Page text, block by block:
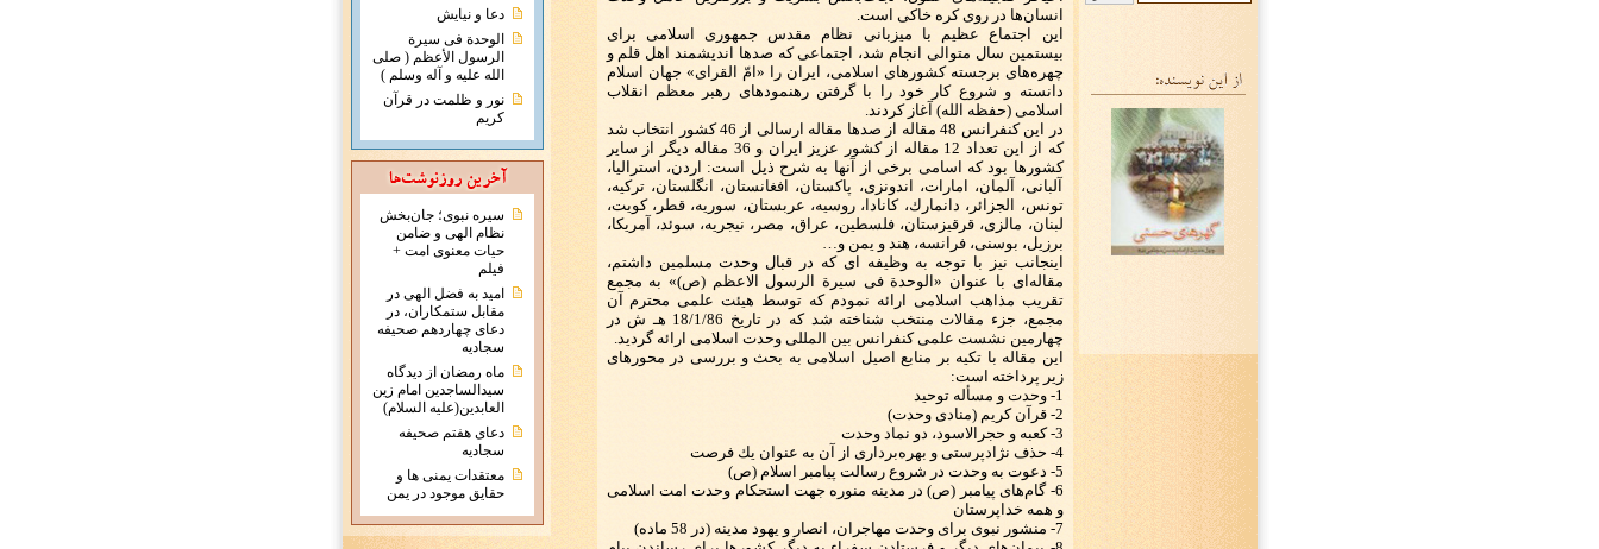
دعا و نیایش
الوحدة فی سیرة
الرسول الأعظم ( صلی
الله علیه و آله وسلم )
نور و ظلمت در قرآن
کریم
سیره نبوی؛ جان‌بخش
نظام الهی و ضامن
حیات معنوی امت +
فیلم
امید به فضل الهی در
مقابل ستمکاران، در
دعای چهاردهم صحیفه
سجادیه
ماه رمضان از دیدگاه
سیدالساجدین امام زین
العابدین(علیه السلام)
دعای هفتم صحیفه
سجادیه
معتقدات يمنی ها و
حقايق موجود در يمن
انسان‌ها در روی كره خاكی است.
این اجتماع عظیم با میزبانی نظام مقدس جمهوری اسلامی برای
بیستمین سال متوالی انجام شد، اجتماعی كه صدها اندیشمند اهل قلم و
چهره‌های برجسته كشورهای اسلامی، ایران را «امّ القرای» جهان اسلام
دانسته و شروع كار خود را با گرفتن رهنمودهای رهبر معظم انقلاب
اسلامی (حفظه الله) آغاز كردند.
در این كنفرانس 48 مقاله از صدها مقاله ارسالی از 46 كشور انتخاب شد
كه از این تعداد 12 مقاله از كشور عزیز ایران و 36 مقاله دیگر از سایر
كشورها بود كه اسامی برخی از آنها به شرح ذیل است: اردن، استرالیا،
آلبانی، آلمان، امارات، اندونزی،‌ پاكستان، افغانستان، انگلستان، تركیه،
تونس، الجزائر، دانمارك، كانادا، روسیه، عربستان، سوریه، قطر، كویت،
لبنان، مالزی، قرقیزستان، فلسطین،‌ عراق، مصر،‌ نیجریه، سوئد، آمریكا،
برزیل، بوسنی، فرانسه، هند و یمن و…
اینجانب نیز با توجه به وظیفه ای كه در قبال وحدت مسلمین داشتم،
مقاله‌ای با عنوان «الوحدة فی سیرة الرسول الاعظم (ص)» به مجمع
تقریب مذاهب اسلامی ارائه نمودم كه توسط هیئت علمی محترم آن
مجمع، جزء مقالات منتخب شناخته شد كه در تاریخ 18/1/86 هـ ش در
چهارمین نشست علمی كنفرانس بین المللی وحدت اسلامی ارائه گردید.
این مقاله با تكیه بر منابع اصیل اسلامی به بحث و بررسی در محورهای
زیر پرداخته است:
1- وحدت و مسأله توحید
2- قرآن كریم (منادی وحدت)
3- كعبه و حجرالاسود، دو نماد وحدت
4- حذف نژادپرستی و بهره‌برداری از آن به عنوان یك فرصت
5- دعوت به وحدت در شروع رسالت پیامبر اسلام (ص)
6- گام‌های پیامبر (ص) در مدینه منوره جهت استحكام وحدت امت اسلامی
و همه خداپرستان
7- منشور نبوی برای وحدت مهاجران،‌ انصار و یهود مدینه (در 58 ماده)